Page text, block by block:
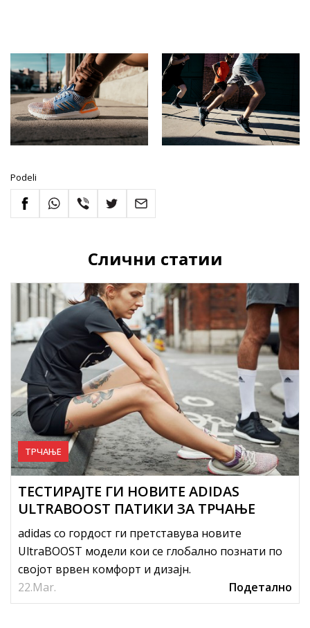
Podeli
Слични статии
22.Mar.
ТРЧАЊЕ
ТЕСТИРАЈТЕ ГИ НОВИТЕ ADIDAS
ULTRABOOST ПАТИКИ ЗА ТРЧАЊЕ
adidas со гордост ги претставува новите
UltraBOOST модели кои се глобално познати по
својот врвен комфорт и дизајн.
Подетално